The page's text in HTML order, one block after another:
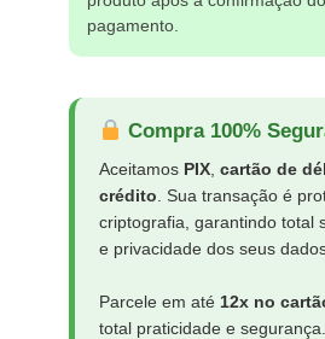
pagamento.
Compra 100%
Aceitamos PIX cartão de
crédito . Sua transação é
criptografia, garantindo total
e privacidade dos seus
Parcele em até 12x no
total praticidade e segurança.